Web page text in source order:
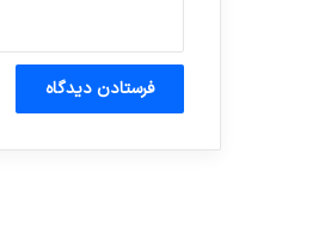
آماده برای کشف
توسط ژاکت